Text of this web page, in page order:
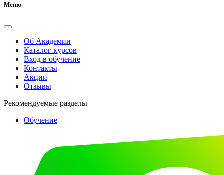
Меню
Об Академии
Каталог курсов
Вход в обучение
Контакты
Акции
Отзывы
Рекомендуемые разделы
Обучение